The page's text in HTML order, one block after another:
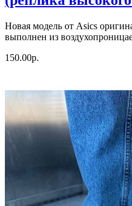
Новая модель от Asics
выполнен из
150.00р.